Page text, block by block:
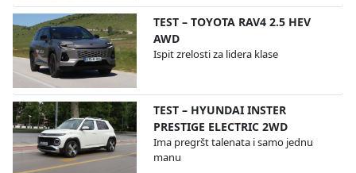
TEST – TOYOTA RAV4 2.5 HEV
AWD
Ispit zrelosti za lidera klase
TEST – HYUNDAI INSTER
PRESTIGE ELECTRIC 2WD
Ima pregršt talenata i samo jednu
manu